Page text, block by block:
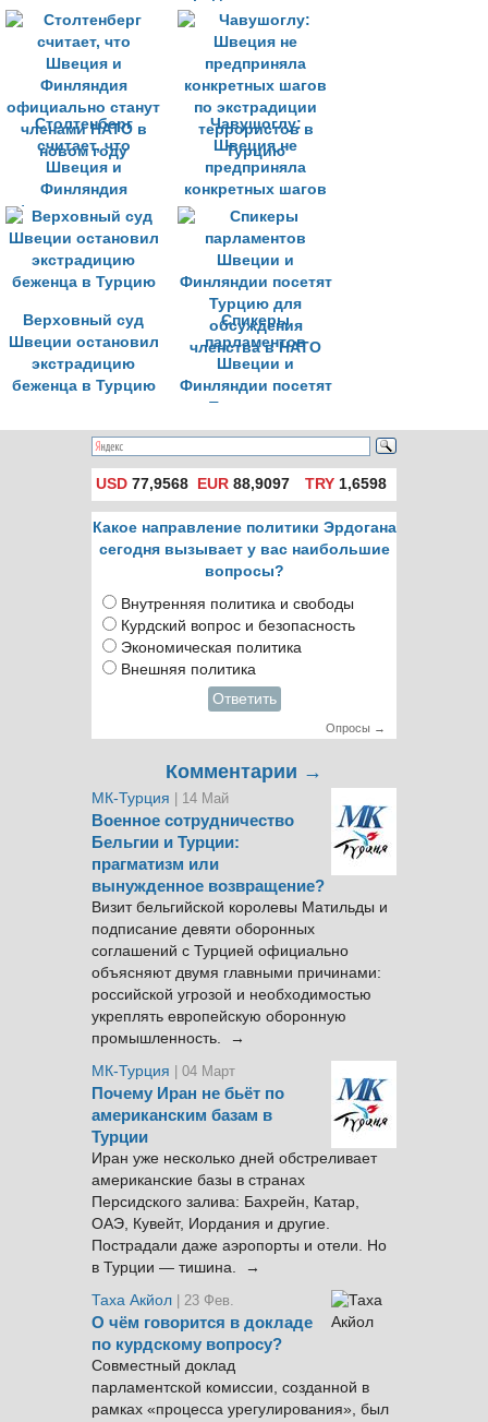
серьезного
ухудшения
отношений из-за
РПК
она не покончит с
террористами
Столтенберг
считает, что
Швеция и
Финляндия
официально станут
членами НАТО в
новом году
Чавушоглу:
Швеция не
предприняла
конкретных шагов
по экстрадиции
террористов в
Турцию
Верховный суд
Швеции остановил
экстрадицию
беженца в Турцию
Спикеры
парламентов
Швеции и
Финляндии посетят
Турцию для
обсуждения
членства в НАТО
USD 77,9568 EUR 88,9097 TRY1,6598
Какое направление политики Эрдогана
сегодня вызывает у вас наибольшие
вопросы?
Внутренняя политика и свободы
Курдский вопрос и безопасность
Экономическая политика
Внешняя политика
Ответить
Опросы →
Комментарии →
МК-Турция | 14 Май
Военное сотрудничество
Бельгии и Турции:
прагматизм или
вынужденное возвращение?
Визит бельгийской королевы Матильды и
подписание девяти оборонных
соглашений с Турцией официально
объясняют двумя главными причинами:
российской угрозой и необходимостью
укреплять европейскую оборонную
промышленность. →
МК-Турция
| 04 Март
Почему Иран не бьёт по
американским базам в
Турции
Иран уже несколько дней обстреливает
американские базы в странах
Персидского залива: Бахрейн, Катар,
ОАЭ, Кувейт, Иордания и другие.
Пострадали даже аэропорты и отели. Но
в Турции — тишина. →
Таха Акйол | 23 Фев.
О чём говорится в докладе
по курдскому вопросу?
Совместный доклад
парламентской комиссии, созданной в
рамках «процесса урегулирования», был